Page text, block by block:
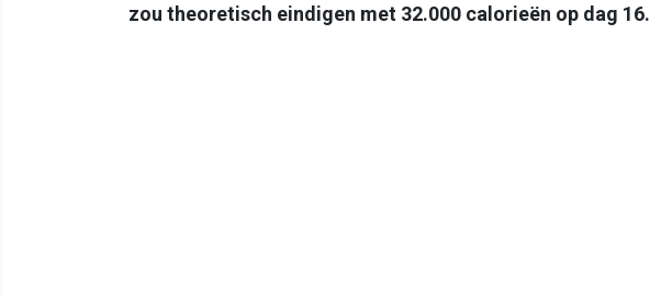
zou theoretisch eindigen met 32.000 calorieën op dag 16.